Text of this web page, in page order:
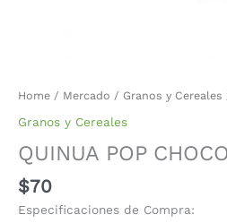
Home / Mercado / Granos y Cereales
Granos y Cereales
QUINUA POP
$70
Especificaciones de Compra: